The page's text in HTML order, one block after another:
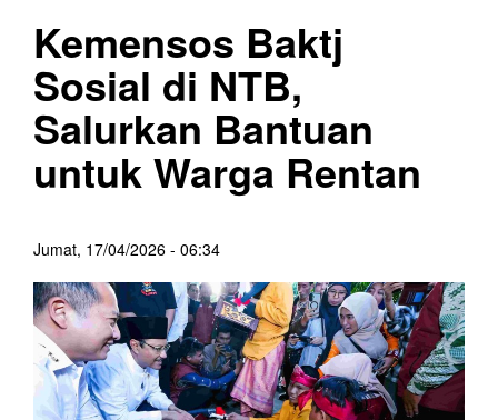
Kemensos Baktj
Sosial di NTB,
Salurkan Bantuan
untuk Warga Rentan
Jumat, 17/04/2026 - 06:34